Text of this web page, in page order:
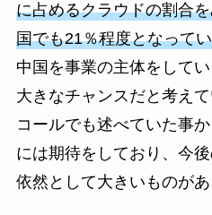
に占めるクラウドの割合
国でも21％程度となって
中国を事業の主体をして
大きなチャンスだと考え
コールでも述べていた事
には期待をしており、今
依然として大きいものがあ